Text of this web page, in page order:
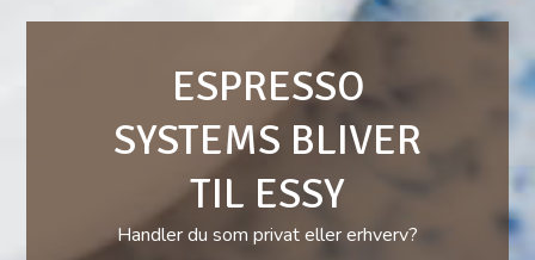
ESPRESSO
SYSTEMS BLIVER
TIL ESSY
Handler du som privat eller erhverv?